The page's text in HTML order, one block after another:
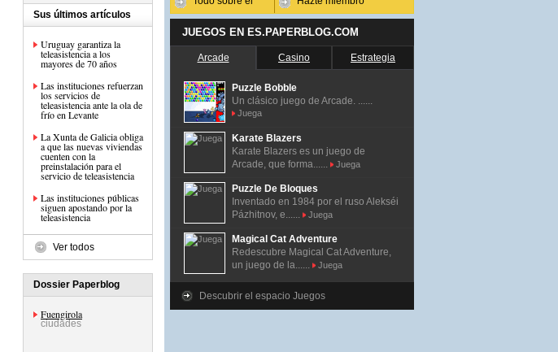
Sus últimos artículos
Uruguay garantiza la
teleasistencia a los
mayores de 70 años
Las instituciones refuerzan
los servicios de
teleasistencia ante la ola de
frío en Levante
La Xunta de Galicia obliga
a que las nuevas viviendas
cuenten con la
preinstalación para el
servicio de teleasistencia
Las instituciones públicas
siguen apostando por la
teleasistencia
Ver todos
Dossier Paperblog
Fuengirola
ciudades
JUEGOS EN ES.PAPERBLOG.COM
Arcade Casino Estrategia
Puzzle Bobble
Un clásico juego de Arcade. ......
Juega
Karate Blazers
Karate Blazers es un juego de
Arcade, que forma......
Juega
Puzzle De Bloques
Inventado en 1984 por el ruso Alekséi
Pázhitnov, e......
Juega
Magical Cat Adventure
Redescubre Magical Cat Adventure,
un juego de la......
Juega
Descubrir el espacio Juegos